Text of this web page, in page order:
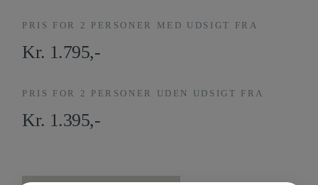
PRIS FOR 2 PERSONER MED UDSIGT FRA
Kr. 1.795,-
PRIS FOR 2 PERSONER UDEN UDSIGT FRA
Kr. 1.395,-